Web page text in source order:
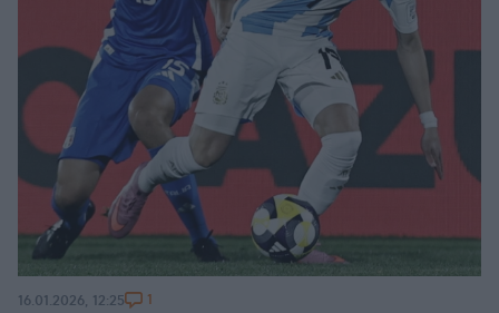
16.01.2026, 12:25 1